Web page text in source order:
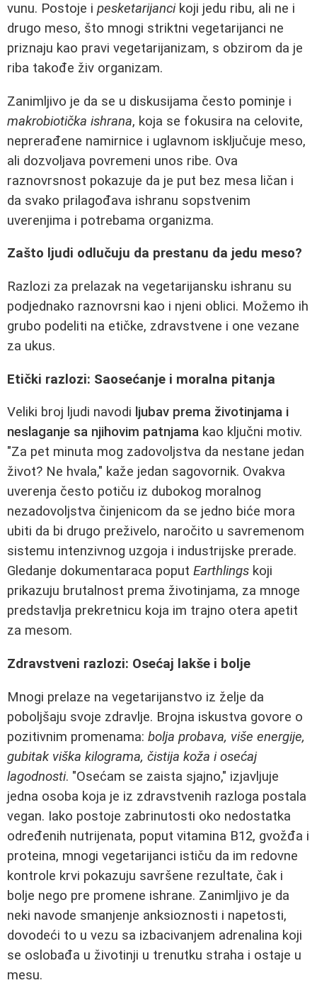
vunu. Postoje i pesketarijancikoji jedu ribu, ali ne i
drugo meso, što mnogi striktni vegetarijanci ne
priznaju kao pravi vegetarijanizam, s obzirom da je
riba takođe živ organizam.
Zanimljivo je da se u diskusijama često pominje i
makrobiotička ishrana, koja se fokusira na celovite,
neprerađene namirnice i uglavnom isključuje meso,
ali dozvoljava povremeni unos ribe. Ova
raznovrsnost pokazuje da je put bez mesa ličan i
da svako prilagođava ishranu sopstvenim
uverenjima i potrebama organizma.
Zašto ljudi odlučuju da prestanu da jedu meso?
Razlozi za prelazak na vegetarijansku ishranu su
podjednako raznovrsni kao i njeni oblici. Možemo ih
grubo podeliti na etičke, zdravstvene i one vezane
za ukus.
Etički razlozi: Saosećanje i moralna pitanja
Veliki broj ljudi navodi ljubav prema životinjama i
neslaganje sa njihovim patnjama kao ključni motiv.
"Za pet minuta mog zadovoljstva da nestane jedan
život? Ne hvala," kaže jedan sagovornik. Ovakva
uverenja često potiču iz dubokog moralnog
nezadovoljstva činjenicom da se jedno biće mora
ubiti da bi drugo preživelo, naročito u savremenom
sistemu intenzivnog uzgoja i industrijske prerade.
Gledanje dokumentaraca poput Earthlings koji
prikazuju brutalnost prema životinjama, za mnoge
predstavlja prekretnicu koja im trajno otera apetit
za mesom.
Zdravstveni razlozi: Osećaj lakše i bolje
Mnogi prelaze na vegetarijanstvo iz želje da
poboljšaju svoje zdravlje. Brojna iskustva govore o
pozitivnim promenama: bolja probava, više energije,
gubitak viška kilograma, čistija koža i osećaj
lagodnosti. "Osećam se zaista sjajno," izjavljuje
jedna osoba koja je iz zdravstvenih razloga postala
vegan. Iako postoje zabrinutosti oko nedostatka
određenih nutrijenata, poput vitamina B12, gvožđa i
proteina, mnogi vegetarijanci ističu da im redovne
kontrole krvi pokazuju savršene rezultate, čak i
bolje nego pre promene ishrane. Zanimljivo je da
neki navode smanjenje anksioznosti i napetosti,
dovodeći to u vezu sa izbacivanjem adrenalina koji
se oslobađa u životinji u trenutku straha i ostaje u
mesu.